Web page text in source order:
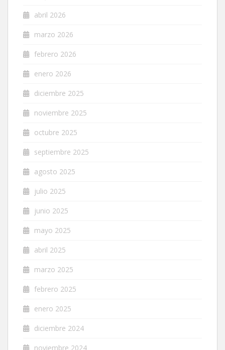
abril 2026
marzo 2026
febrero 2026
enero 2026
diciembre 2025
noviembre 2025
octubre 2025
septiembre 2025
agosto 2025
julio 2025
junio 2025
mayo 2025
abril 2025
marzo 2025
febrero 2025
enero 2025
diciembre 2024
noviembre 2024